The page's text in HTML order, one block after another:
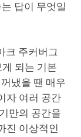
답이 무엇일
크 주커버그
되는 기본
냈을 땐 매우
자 여러 공간
만의 공간을
진 이상적인